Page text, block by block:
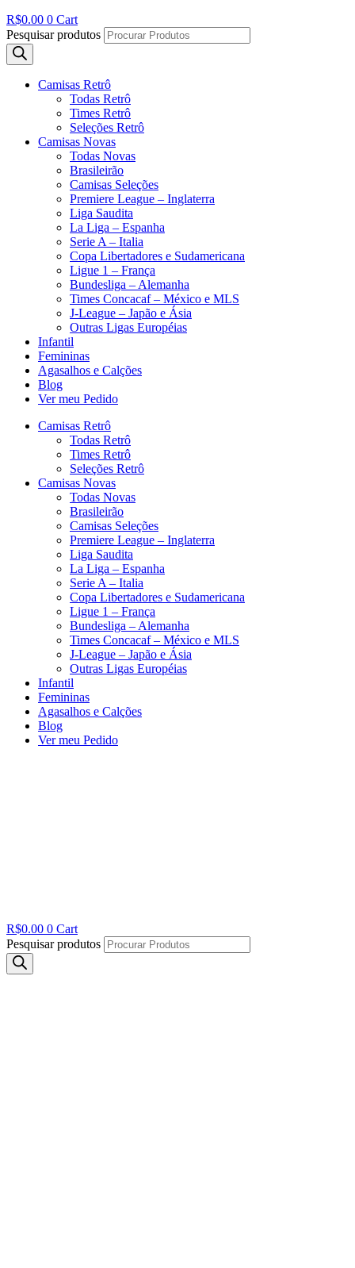
R$0.00 0 Cart
Pesquisar produtos
Camisas Retrô
Todas Retrô
Times Retrô
Seleções Retrô
Camisas Novas
Todas Novas
Brasileirão
Camisas Seleções
Premiere League – Inglaterra
Liga Saudita
La Liga – Espanha
Serie A – Italia
Copa Libertadores e Sudamericana
Ligue 1 – França
Bundesliga – Alemanha
Times Concacaf – México e MLS
J-League – Japão e Ásia
Outras Ligas Européias
Infantil
Femininas
Agasalhos e Calções
Blog
Ver meu Pedido
Camisas Retrô
Todas Retrô
Times Retrô
Seleções Retrô
Camisas Novas
Todas Novas
Brasileirão
Camisas Seleções
Premiere League – Inglaterra
Liga Saudita
La Liga – Espanha
Serie A – Italia
Copa Libertadores e Sudamericana
Ligue 1 – França
Bundesliga – Alemanha
Times Concacaf – México e MLS
J-League – Japão e Ásia
Outras Ligas Européias
Infantil
Femininas
Agasalhos e Calções
Blog
Ver meu Pedido
R$0.00 0 Cart
Pesquisar produtos